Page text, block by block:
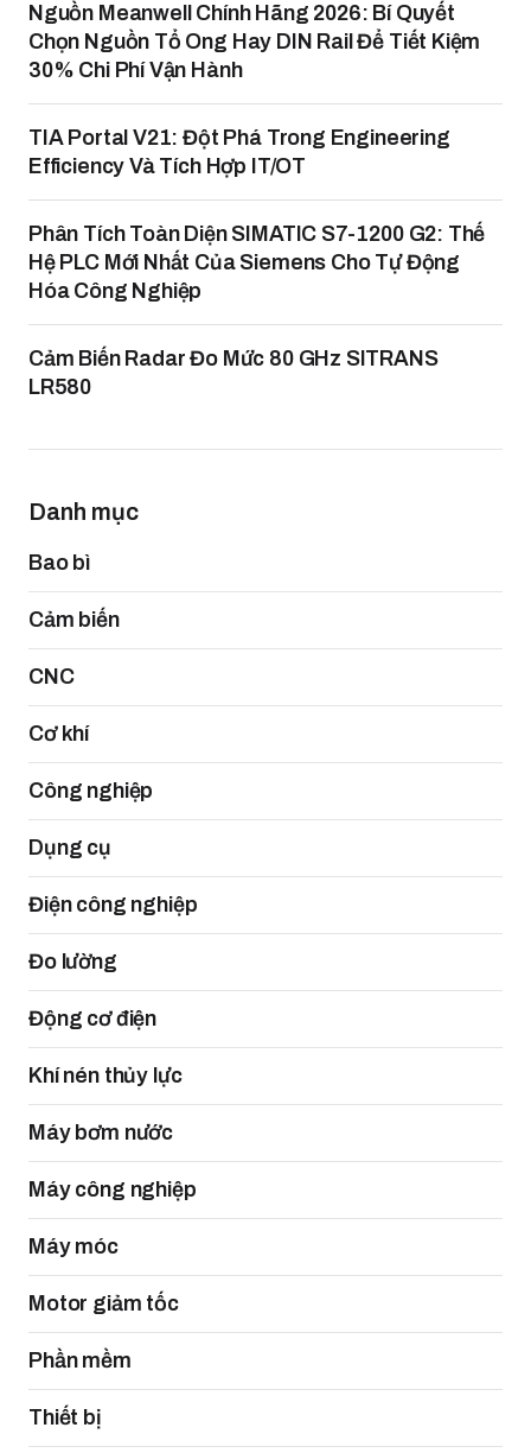
Nguồn Meanwell Chính Hãng 2026: Bí Quyết
Chọn Nguồn Tổ Ong Hay DIN Rail Để Tiết Kiệm
30% Chi Phí Vận Hành
TIA Portal V21: Đột Phá Trong Engineering
Efficiency Và Tích Hợp IT/OT
Phân Tích Toàn Diện SIMATIC S7-1200 G2: Thế
Hệ PLC Mới Nhất Của Siemens Cho Tự Động
Hóa Công Nghiệp
Cảm Biến Radar Đo Mức 80 GHz SITRANS
LR580
Danh mục
Bao bì
Cảm biến
CNC
Cơ khí
Công nghiệp
Dụng cụ
Điện công nghiệp
Đo lường
Động cơ điện
Khí nén thủy lực
Máy bơm nước
Máy công nghiệp
Máy móc
Motor giảm tốc
Phần mềm
Thiết bị